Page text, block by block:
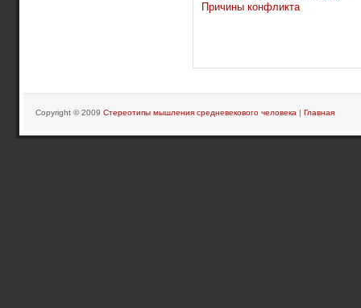
Причины конфликта
Copyright © 2009 Стереотипы мышления средневекового человека | Главная